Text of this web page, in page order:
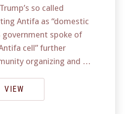
so called
Antifa as “domestic
government spoke of
cell” further
organizing and …
VIEW